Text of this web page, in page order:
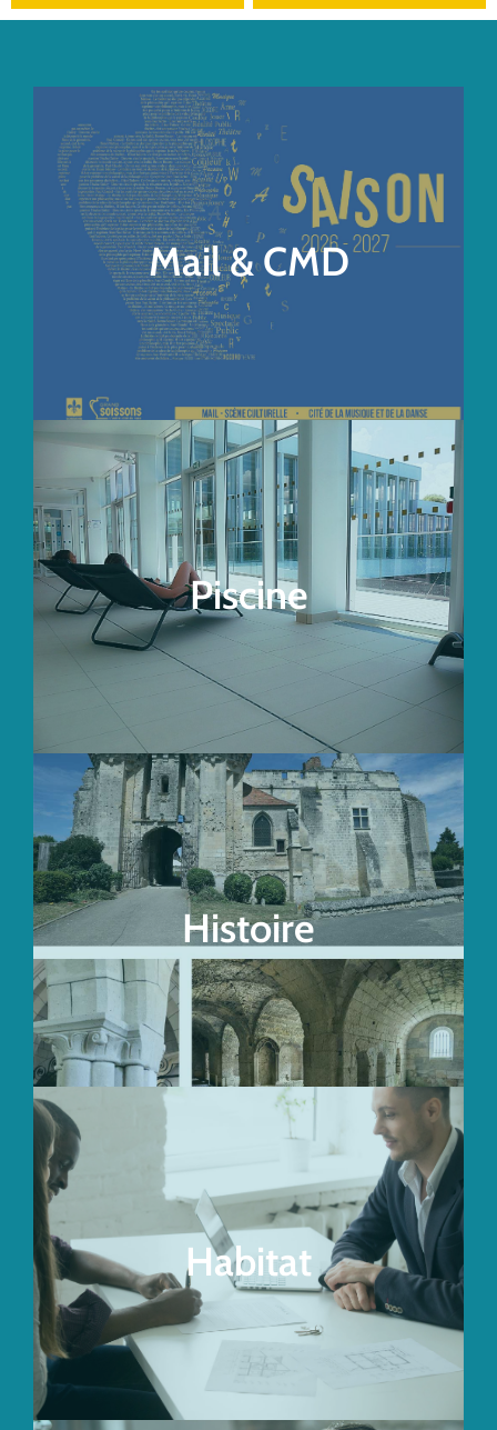
Mail & CMD
Saison culturelle 2026/2027
Accéder au site
Piscine
Complexe aquatique Les Bains du Lac
Accéder au site
Histoire
L’histoire du territoire
Accéder au site
Habitat
Permis de Louer
Accéder au site